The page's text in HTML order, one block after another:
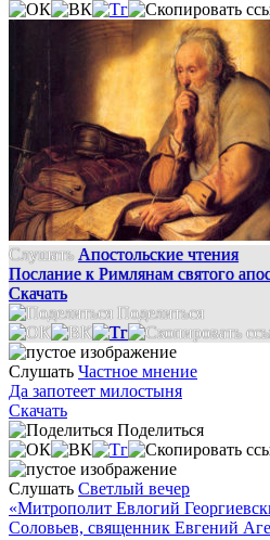
Слушать Апостольские чтения
Послание к Римлянам святого
Скачать
Поделиться
Слушать Частное мнение
Да запотеет милостыня
Скачать
Поделиться
Слушать Светлый вечер
«Митрополит Евлогий
Соловьев, священник Евгений